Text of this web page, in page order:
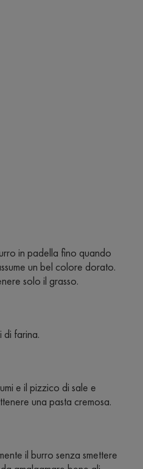
in padella fino quando
un bel colore dorato.
solo il grasso.
di farina.
e il pizzico di sale e
una pasta cremosa.
il burro senza smettere